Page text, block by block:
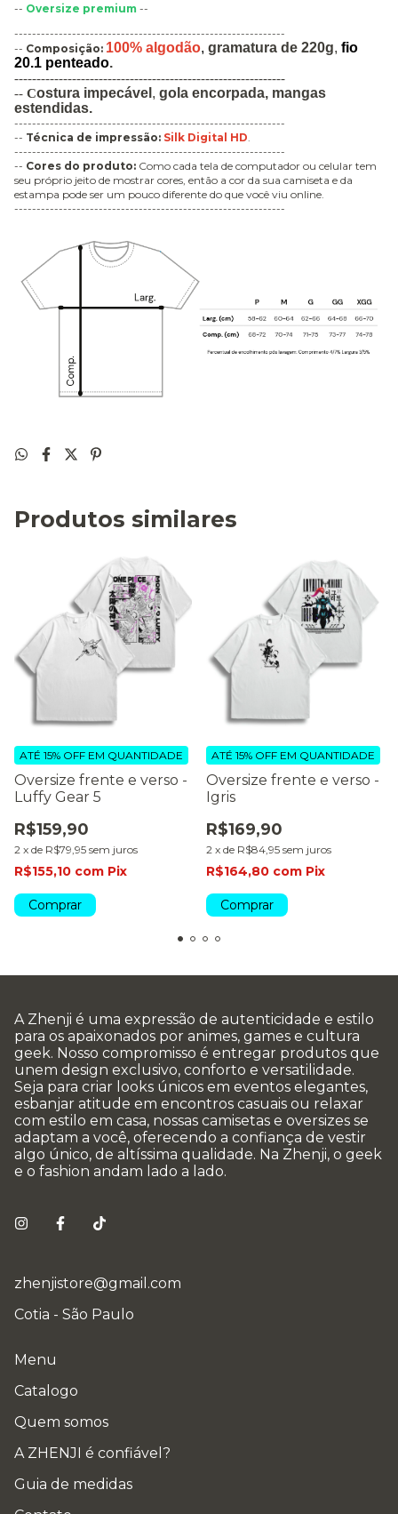
-- Oversize premium --
-------------------------------------------------------------
-- Composição: 100% algodão, gramatura de 220g, fio
20.1 penteado.
-------------------------------------------------------------
-- Costura impecável , gola encorpada, mangas
estendidas.
-------------------------------------------------------------
-- Técnica de impressão: Silk Digital HD.
-------------------------------------------------------------
-- Cores do produto: Como cada tela de computador ou celular tem
seu próprio jeito de mostrar cores, então a cor da sua camiseta e da
estampa pode ser um pouco diferente do que você viu online.
-------------------------------------------------------------
Produtos similares
Oversize frente e verso -
Luffy Gear 5
R$159,90
2 x de R$79,95 sem juros
ATÉ 15% OFF EM QUANTIDADE
R$155,10 com Pix
Comprar
Oversize frente e verso -
Igris
R$169,90
2 x de R$84,95 sem juros
ATÉ 15% OFF EM QUANTIDADE
R$164,80 com Pix
Comprar
A Zhenji é uma expressão de autenticidade e estilo
para os apaixonados por animes, games e cultura
geek. Nosso compromisso é entregar produtos que
unem design exclusivo, conforto e versatilidade.
Seja para criar looks únicos em eventos elegantes,
esbanjar atitude em encontros casuais ou relaxar
com estilo em casa, nossas camisetas e oversizes se
adaptam a você, oferecendo a confiança de vestir
algo único, de altíssima qualidade. Na Zhenji, o geek
e o fashion andam lado a lado.
zhenjistore@gmail.com
Cotia - São Paulo
Menu
Catalogo
Quem somos
A ZHENJI é confiável?
Guia de medidas